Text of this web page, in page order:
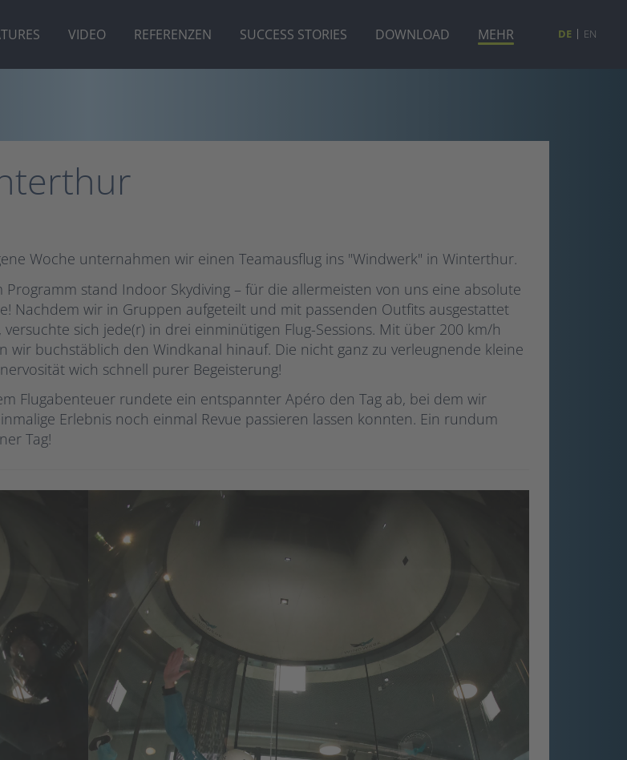
VIDEO REFERENZEN SUCCESS STORIES DOWNLOAD MEHR DE EN
Woche unternahmen wir einen Teamausflug ins "Windwerk" in Winterthur.
Programm stand Indoor Skydiving – für die allermeisten von uns eine absolute
Nachdem wir in Gruppen aufgeteilt und mit passenden Outfits ausgestattet
sich jede(r) in drei einminütigen Flug-Sessions. Mit über 200 km/h
wir buchstäblich den Windkanal hinauf. Die nicht ganz zu verleugnende kleine
wich schnell purer Begeisterung!
Flugabenteuer rundete ein entspannter Apéro den Tag ab, bei dem wir
Erlebnis noch einmal Revue passieren lassen konnten. Ein rundum
Tag!